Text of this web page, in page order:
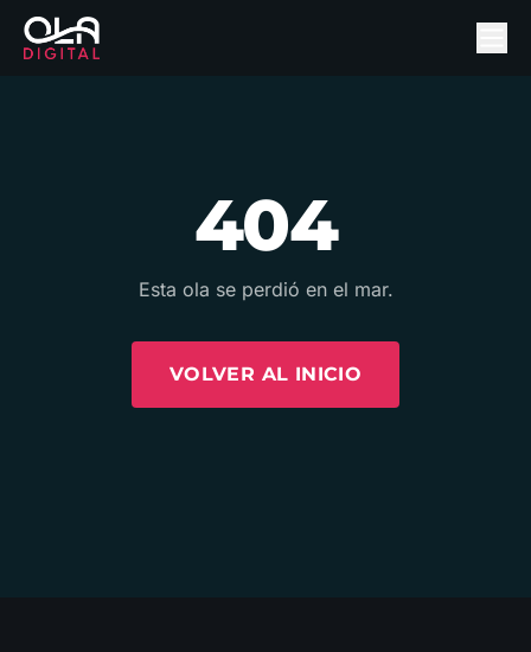
404
Esta ola se perdió en el mar.
VOLVER AL INICIO